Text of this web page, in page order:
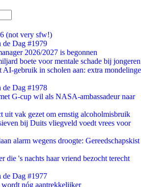
(not very sfw!)
de Dag #1979
2026/2027 is begonnen
boete voor mentale schade bij jongeren
AI-gebruik in scholen aan: extra mondelinge
de Dag #1978
G-cup wil als NASA-ambassadeur naar
uit vak gezet om ernstig alcoholmisbruik
bij Duits vliegveld voedt vrees voor
alarm wegens droogte: Gereedschapskist
die 's nachts haar vriend bezocht terecht
de Dag #1977
nóg aantrekkelijker